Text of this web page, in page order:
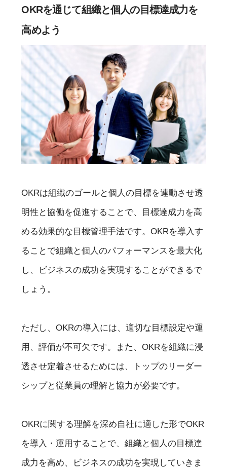
OKRを通じて組織と個人の目標達成力を
高めよう
OKRは組織のゴールと個人の目標を連動させ透
明性と協働を促進することで、目標達成力を高
める効果的な目標管理手法です。OKRを導入す
ることで組織と個人のパフォーマンスを最大化
し、ビジネスの成功を実現することができるで
しょう。
ただし、OKRの導入には、適切な目標設定や運
用、評価が不可欠です。また、OKRを組織に浸
透させ定着させるためには、トップのリーダー
シップと従業員の理解と協力が必要です。
OKRに関する理解を深め自社に適した形でOKR
を導入・運用することで、組織と個人の目標達
成力を高め、ビジネスの成功を実現していきま